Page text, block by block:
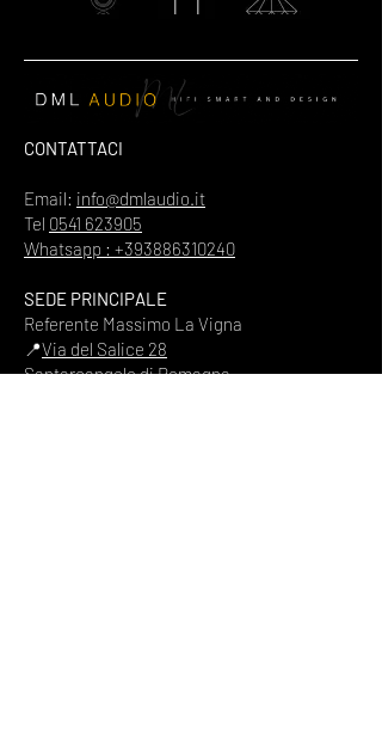
CONTATTACI
Email: info@dmlaudio.it
Tel 0541 623905
Whatsapp : +393886310240
SEDE PRINCIPALE
Referente Massimo La Vigna
📍Via del Salice 28
Santarcangelo di Romagna